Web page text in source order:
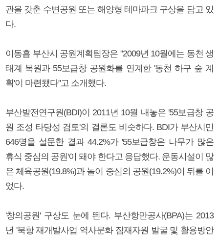
관을 갖춘 수변공원 또는 해양형 테마파크 구상을 담고 있
다.
이동흡 부산시 공원계획팀장은 "2009년 10월에는 동천 생
태계 복원과 55보급창 공원화를 연계한 '동천 하구 숲 계
획'이 마련됐다"고 소개했다.
부산발전연구원(BDI)이 2011년 10월 내놓은 '55보급창 공
원 조성 타당성 검토'의 결론도 비슷하다. BDI가 부산시민
646명을 설문한 결과 44.2%가 '55보급창은 나무가 많은
휴식 중심의 공원'이 돼야 한다고 응답했다. 운동시설이 많
은 체육공원(19.8%)과 놀이 중심의 공원(19.2%)이 뒤를 이
었다.
'창의공원' 구상도 눈에 띈다. 부산항만공사(BPA)는 2013
년 '북항 재개발사업 역사문화 잠재자원 발굴 및 활용방안